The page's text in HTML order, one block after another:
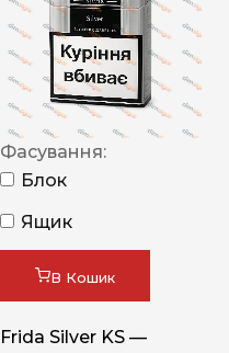
Фасування:
Блок
Ящик
В Кошик
Frida Silver KS —